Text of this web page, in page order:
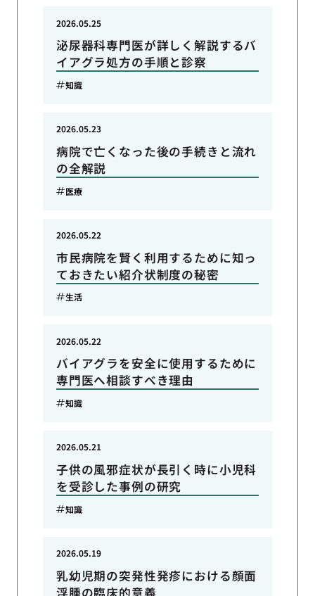
泌尿器科専門医が詳しく解説するバ
イアグラ処方の手順と診察
2026.05.25
知識
病院で亡くなった後の手続きと流れ
の全解説
2026.05.23
医療
市民病院を賢く利用するために知っ
ておきたい紹介状制度の秘密
2026.05.22
生活
バイアグラを安全に使用するために
専門医へ相談すべき理由
2026.05.22
知識
子供の風邪症状が長引く時に小児科
を受診した事例の研究
2026.05.21
知識
乳幼児期の突発性発疹における顔面
浮腫の臨床的意義
2026.05.19